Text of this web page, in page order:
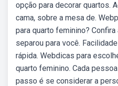
opção para decorar quartos.
cama, sobre a mesa de.
para quarto feminino?
separou para você.
rápida. Webdicas para
quarto feminino. Cada
passo é se considerar a